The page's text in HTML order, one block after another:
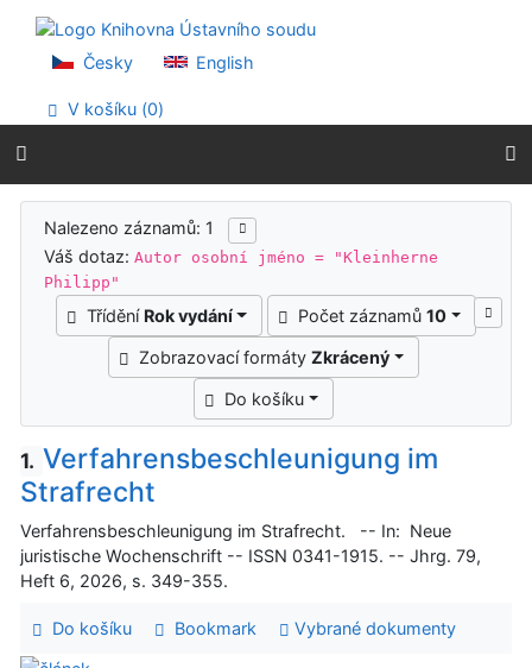
Přejít na menu
Prohlášení o webové přístupnosti
Česky English
V košíku (0)
Výsledky vyhledávání
Nalezeno záznamů: 1
Váš dotaz:Autor osobní jméno = "Kleinherne
Philipp"
Třídění Rok vydání Počet záznamů 10
Zobrazovací formáty Zkrácený
Do košíku
1. Verfahrensbeschleunigung im
Strafrecht
Verfahrensbeschleunigung im Strafrecht. -- In: Neue
juristische Wochenschrift -- ISSN 0341-1915. -- Jhrg. 79,
Heft 6, 2026, s. 349-355.
Do košíku Bookmark Vybrané dokumenty